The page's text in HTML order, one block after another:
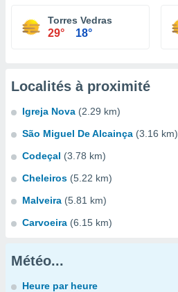
Torres Vedras
29° 18°
Localités à proximité
Igreja Nova (2.29 km)
São Miguel De Alcainça (3.16 km)
Codeçal (3.78 km)
Cheleiros (5.22 km)
Malveira (5.81 km)
Carvoeira (6.15 km)
Météo...
Heure par heure